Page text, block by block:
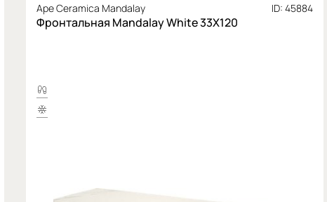
Ape Ceramica Mandalay ID: 45884
Фронтальная Mandalay White 33X120